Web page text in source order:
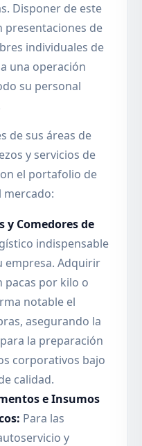
Disponer de este
de
individuales de
una operación
su personal
de sus áreas de
y servicios de
el portafolio de
mercado:
y Comedores de
indispensable
empresa. Adquirir
pacas por kilo o
notable el
asegurando la
la preparación
corporativos bajo
calidad.
e Insumos
Para las
y